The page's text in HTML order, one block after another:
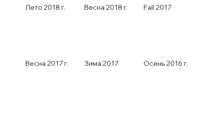
Лето 2018 г. Весна 2018 г. Fall 2017
Весна 2017 г. Зима 2017 Осень 2016 г.